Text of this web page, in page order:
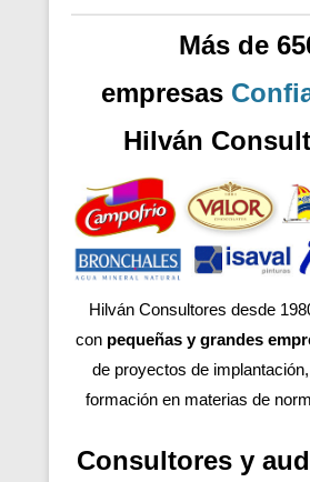
Más de
empresas
Hilván
Hilván Consultores desde
con pequeñas y grandes
de proyectos de
formación en materias de
Consultores y